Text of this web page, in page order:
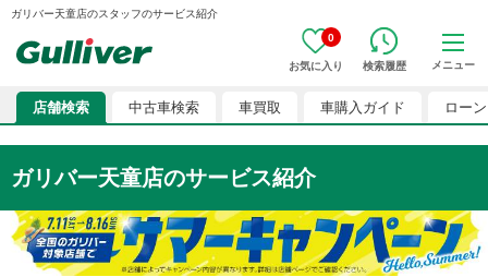
ガリバー天童店のスタッフのサービス紹介
0
お気に入り 検索履歴 メニュー
店舗検索 中古車検索 車買取 車購入ガイド ローン
ガリバー天童店のサービス紹介